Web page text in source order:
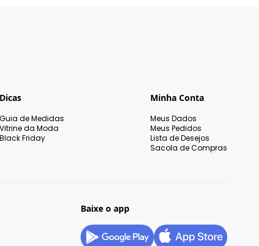
Dicas
Guia de Medidas
Vitrine da Moda
Black Friday
Minha Conta
Meus Dados
Meus Pedidos
Lista de Desejos
Sacola de Compras
Baixe o app